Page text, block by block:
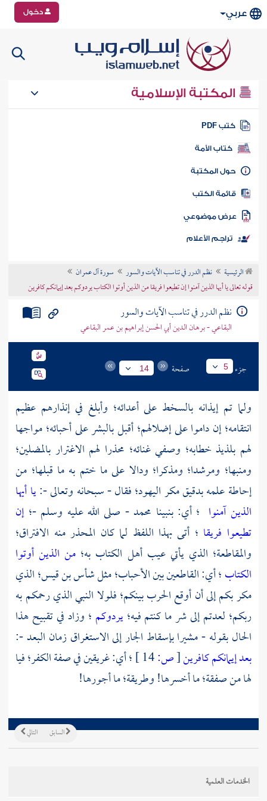
عربي دخول
المكتبة الإسلامية
كتب PDF
كتاب الأمة
المكتبة
الكتب
موضوعي
تراجم الأعلام
الرئيسية نظم الدرر في تناسب الآيات والسور
سورة آل عمران
قوله تعالى يا أيها الذين آمنوا إن تطيعوا فريقا من الذين أوتوا الكتاب يردوكم بعد إيمانكم كافرين
نظم الدرر في تناسب الآيات والسور
البقاعي - برهان الدين أبي الحسن إبراهيم بن عمر البقاعي
جزء 5 صفحة 14
ولما تم إيذانه بالسخط على أعدائه؛ وأبلغ في إنذارهم عظيم
انتقامه؛ إن داموا على إضلالهم؛ أقبل بالبشر على أحبائه؛ مواجها
لهم بلذيذ خطابه؛ وصفي غنائه؛ محذرا لهم الاغترار بالمضلين؛
ومنبها؛ ومرشدا؛ ومذكرا؛ ودالا على ما ختم به ما قبلها؛ من
إحاطة علمه بدقيق مكر اليهود؛ فقال - سبحانه وتعالى -:يا أيها
الذين آمنوا ؛ أي: بنبينا محمد- صلى الله عليه وسلم -؛إن
تطيعوا فريقا ؛ أتى بهذا اللفظ لما كان المحذر منه الافتراق؛
والمقاطعة؛ الذي يأتي عيب أهل الكتاب به؛ من الذين أوتوا
الكتاب؛ أي: القاطعين بين الأحباب؛ مثلشأس بن قيس؛الذي
مكر بكم إلى أن أوقع الحرب بينكم؛ فلولا النبي الذي رحمكم به
ربكم؛ لعدتم إلى شر ما كنتم فيه؛يردوكم ؛ وزاد في تقبيح هذا
الحال بقوله - مشيرا بإسقاط الجار إلى الاستغراق زمان البعد -:
بعد إيمانكم كافرين[ص:
؛ أي: غريقين في صفة الكفر؛ فيا
لها من صفقة؛ ما أخسرها! وطريقة؛ ما أجورها!
التالي السابق
الخدمات العلمية